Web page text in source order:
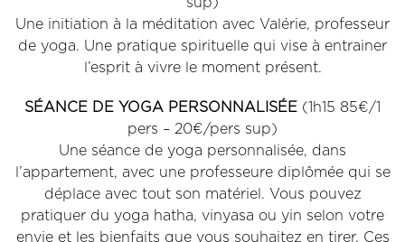
sup)
Une initiation à la méditation avec Valérie, professeur
de yoga. Une pratique spirituelle qui vise à entrainer
l’esprit à vivre le moment présent.
SÉANCE DE YOGA PERSONNALISÉE (1h15 85€/1
pers – 20€/pers sup)
Une séance de yoga personnalisée, dans
l’appartement, avec une professeure diplômée qui se
déplace avec tout son matériel. Vous pouvez
pratiquer du yoga hatha, vinyasa ou yin selon votre
envie et les bienfaits que vous souhaitez en tirer. Ces